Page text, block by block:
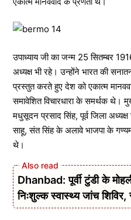
उपाध्याय जी का जन्म 25 सितम्बर
अध्यक्ष भी रहे। उन्होंने भारत की
प्रस्तुत करते हुए देश को एकात्म
समावेशित विचारधारा के समर्थक थे।
मधुसूदन प्रसाद सिंह, पूर्व जिला अध्यक्ष
साहू, संत सिंह के अलावे भाजपा के
थे।
Dhanbad: पूर्वी टुंडी के
निःशुल्क स्वास्थ्य जांच